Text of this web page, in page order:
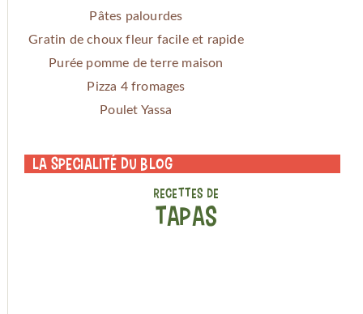
Pâtes palourdes
Gratin de choux fleur facile et rapide
Purée pomme de terre maison
Pizza 4 fromages
Poulet Yassa
La specialité du blog
RECETTES DE
TAPAS